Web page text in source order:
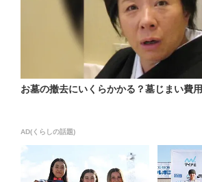
お墓の撤去にいくらかかる？墓じまい費用
AD(くらしの話題)